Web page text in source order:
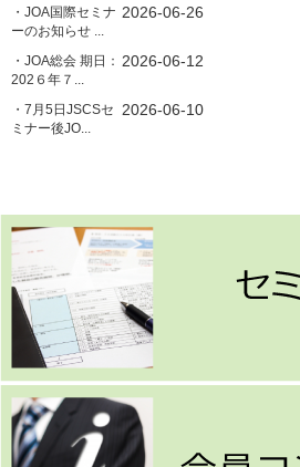
・JOA国際セミナ
ーのお知らせ ...
2026-06-26
・JOA総会 期日：
202６年７...
2026-06-12
・7月5日JSCSセ
ミナー後JO...
2026-06-10